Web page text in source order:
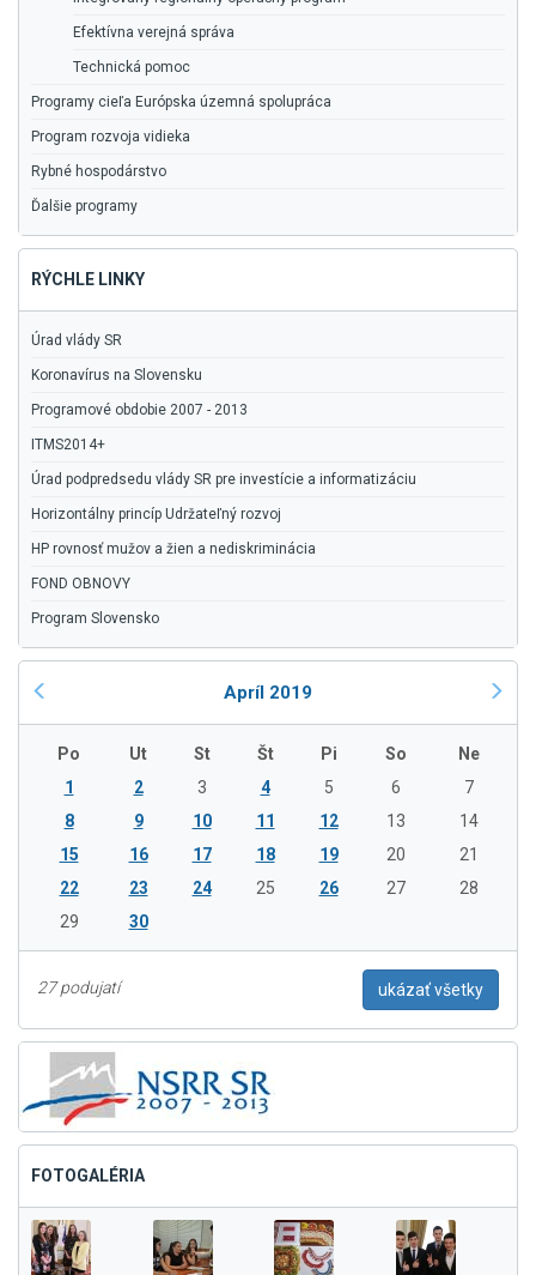
Efektívna verejná správa
Technická pomoc
Programy cieľa Európska územná spolupráca
Program rozvoja vidieka
Rybné hospodárstvo
Ďalšie programy
RÝCHLE LINKY
Úrad vlády SR
Koronavírus na Slovensku
Programové obdobie 2007 - 2013
ITMS2014+
Úrad podpredsedu vlády SR pre investície a informatizáciu
Horizontálny princíp Udržateľný rozvoj
HP rovnosť mužov a žien a nediskriminácia
FOND OBNOVY
Program Slovensko
Apríl 2019
Po Ut St Št Pi So
Ne
1
2 3 4 5 6
7
8
9 10 11 12 13
14
15
16 17 18 19 20
21
22
23 24 25 26 27
28
29
30
27 podujatí ukázať všetky
FOTOGALÉRIA